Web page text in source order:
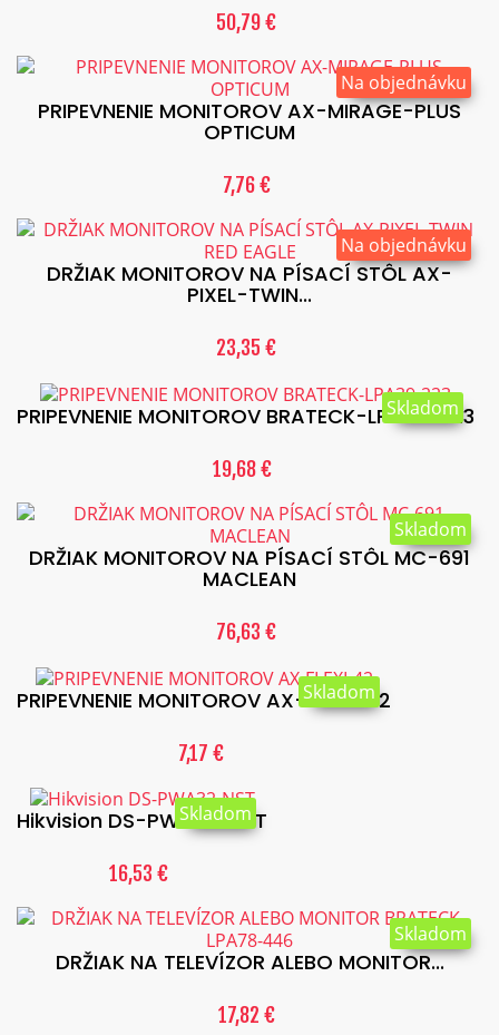
50,79 €
PRIPEVNENIE MONITOROV AX-MIRAGE-PLUS
OPTICUM
7,76 €
Na objednávku
DRŽIAK MONITOROV NA PÍSACÍ STÔL AX-
PIXEL-TWIN...
23,35 €
Na objednávku
PRIPEVNENIE MONITOROV BRATECK-LPA39-223
19,68 €
Skladom
DRŽIAK MONITOROV NA PÍSACÍ STÔL MC-691
MACLEAN
76,63 €
Skladom
PRIPEVNENIE MONITOROV AX-FLEXI-42
7,17 €
Skladom
Hikvision DS-PWA32-NST
16,53 €
Skladom
DRŽIAK NA TELEVÍZOR ALEBO MONITOR...
17,82 €
Skladom